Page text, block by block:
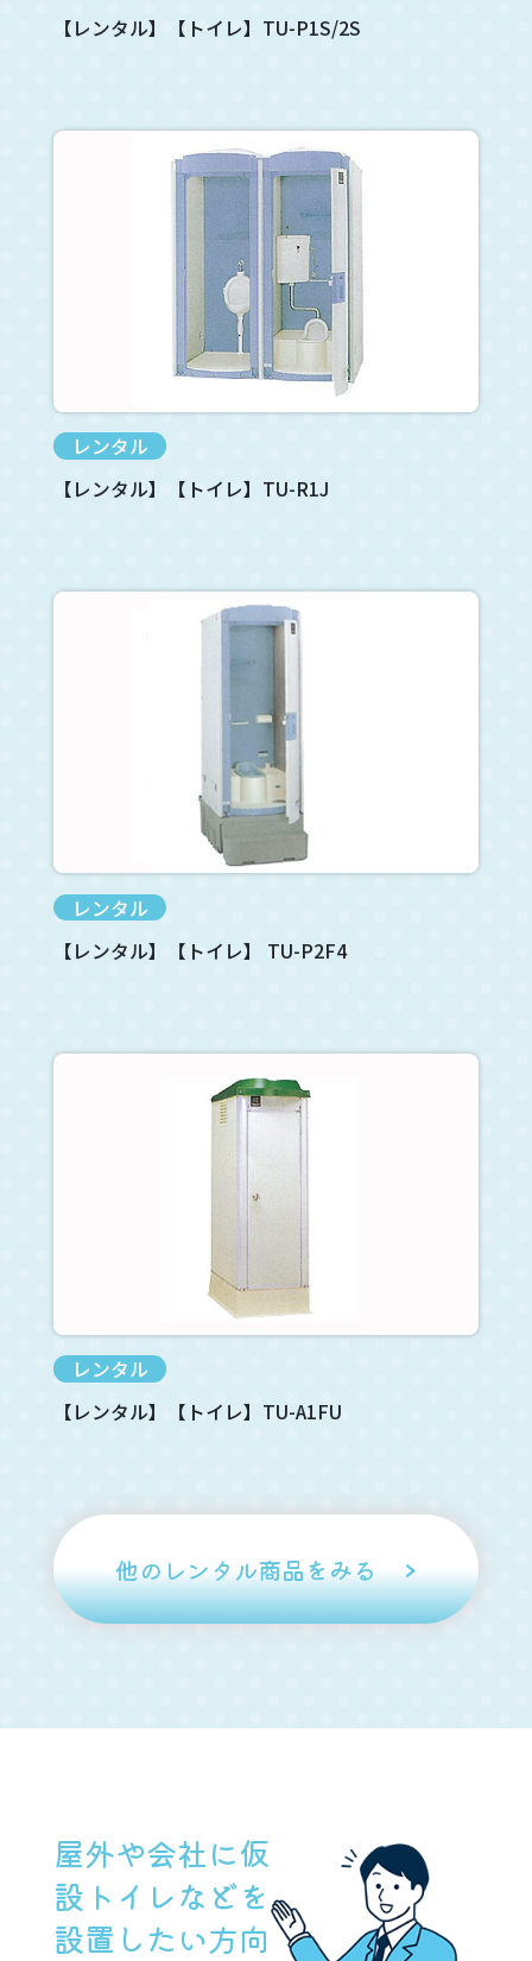
【レンタル】【トイレ】TU-P1S/2S
レンタル
【レンタル】【トイレ】TU-R1J
レンタル
【レンタル】【トイレ】 TU-P2F4
レンタル
【レンタル】【トイレ】TU-A1FU
他のレンタル商品をみる
屋外や会社に仮
設トイレなどを
設置したい方向